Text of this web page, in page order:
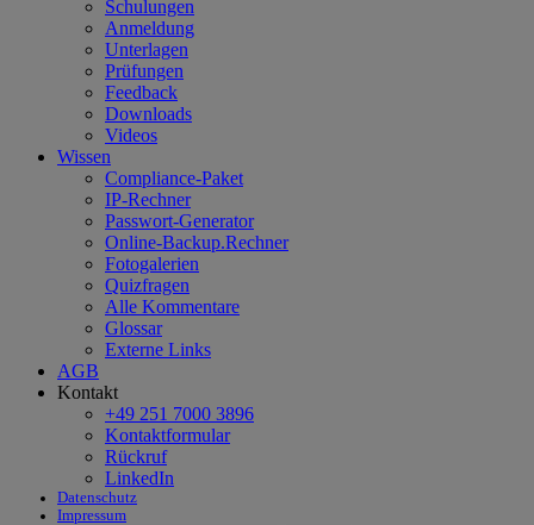
Schulungen
Anmeldung
Unterlagen
Prüfungen
Feedback
Downloads
Videos
Wissen
Compliance-Paket
IP-Rechner
Passwort-Generator
Online-Backup.Rechner
Fotogalerien
Quizfragen
Alle Kommentare
Glossar
Externe Links
AGB
Kontakt
+49 251 7000 3896
Kontaktformular
Rückruf
LinkedIn
Datenschutz
Impressum